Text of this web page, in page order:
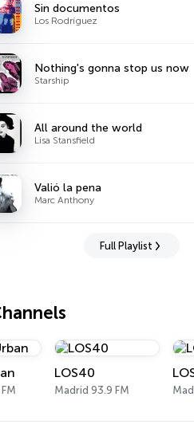
Sin documentos
Los Rodríguez
Nothing's gonna stop us now
Starship
All around the world
Lisa Stansfield
Valió la pena
Marc Anthony
Full Playlist
LOS40
Madrid 93.9 FM